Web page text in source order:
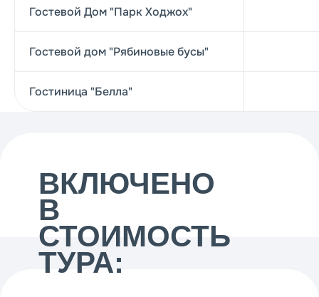
Гостевой Дом "Парк Ходжох"
Гостевой дом "Рябиновые бусы"
Гостиница "Белла"
ВКЛЮЧЕНО
В
СТОИМОСТЬ
ТУРА: